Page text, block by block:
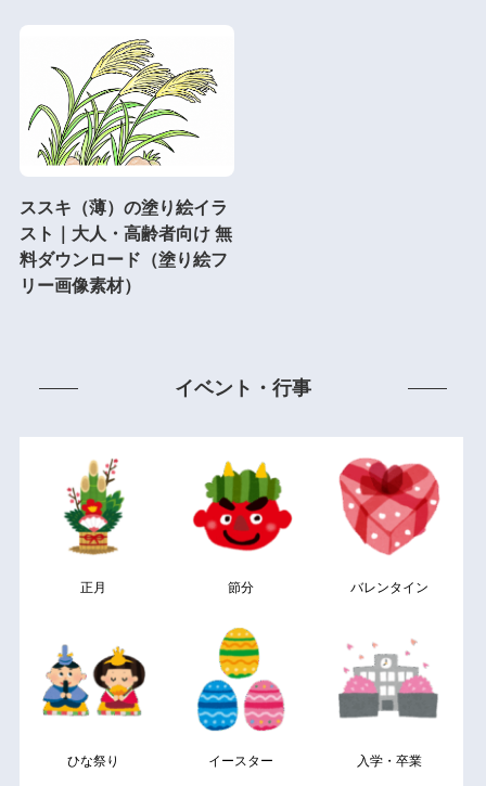
ススキ（薄）の塗り絵イラ
スト｜大人・高齢者向け 無
料ダウンロード（塗り絵フ
リー画像素材）
イベント・行事
正月 節分 バレンタイン
ひな祭り イースター 入学・卒業